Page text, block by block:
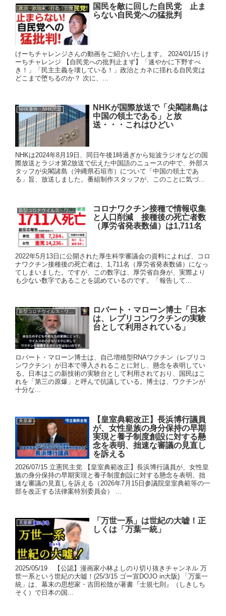
政治・政治家・行政・官僚
国民を敵に回した自民党 止ま
らない自民党への猛批判
けーちチャレンジさんの動画をご紹介いたします。 2024/01/15 け
ーちチャレンジ 【自民党への批判止まず】「速やかに下野すべ
き！」「民主主義を壊している！」政治とカネに揺れる自民党は
どこまで堕ちるのか？ 次に、...
NHK事件・NHK問題
NHKが国際放送で「尖閣諸島は
中国の領土である」と放
送・・・これはひどい
NHKは2024年8月19日、同日午後1時過ぎから短波ラジオなどの国
際放送とラジオ第2放送で伝えた中国語のニュースの中で、外部ス
タッフが尖閣諸島（沖縄県石垣市）について「中国の領土であ
る」旨、放送しました。番組制作スタッフが、このことに気づ...
新型コロナウイルス・ワクチン
コロナワクチン接種で情報収集
と人口削減 接種後の死亡者数
（厚労省発表数値）は1,711名
2022年5月13日に公開された厚生科学審議会の資料によれば、コロ
ナワクチン接種後の死亡者は、1,711名（厚労省発表数値）になっ
てしまいました。ですが、この数字は、厚労省自身が、実際より
も少ない数字であることを認めているのです。「報告して...
新型コロナウイルス・ワクチン
ロバート・マローン博士「日本
は、レプリコンワクチンの実験
台として利用されている」
ロバート・マローン博士は、自己増殖型RNAワクチン（レプリコ
ンワクチン）が日本で導入されることに対し、懸念を表明してい
る。日本はこの新技術の実験台として利用されており、国民はこ
れを「第三の原爆」と呼んで抗議している。博士は、ワクチンが
十分な...
天皇家
【皇室典範改正】長浜博行議員
が、女性皇族の身分保持の早期
実現と養子制度創設に対する懸
念を表明、拙速な審議の見直し
を訴える
2026/07/15 立憲民主党 【皇室典範改正】長浜博行議員が、女性皇
族の身分保持の早期実現と養子制度創設に対する懸念を表明、拙
速な審議の見直しを訴える（2026年7月15日参議院皇室典範等の一
部を改正する法律案特別委員会） ...
天皇家
「万世一系」は世紀の大嘘！正
しくは「万葉一統」
2025/05/19 【公認】漫画家小林よしのり切り抜きチャンネル 万
世一系という世紀の大嘘！(25/3/15 ゴー宣DOJO in大阪) 「万葉一
統」は、幕末の思想家・吉田松陰が著書『士規七則』（しきしち
そく）で日本の国...